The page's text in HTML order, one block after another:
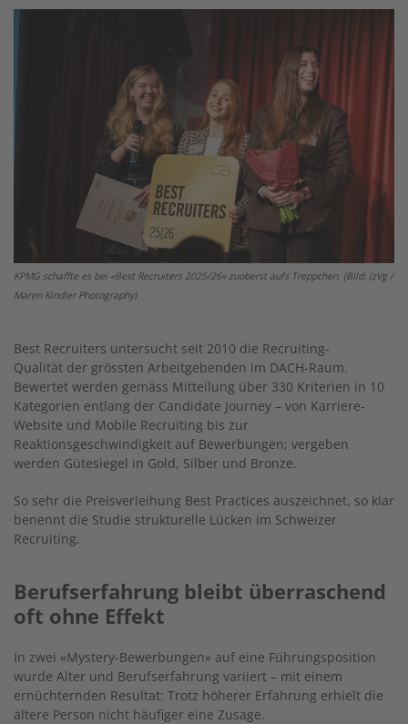
KPMG schaffte es bei «Best Recruiters 2025/26» zuoberst aufs Treppchen. (Bild: (zVg /
Maren Kindler Photography)
Best Recruiters untersucht seit 2010 die Recruiting-
Qualität der grössten Arbeitgebenden im DACH-Raum.
Bewertet werden gemäss Mitteilung über 330 Kriterien in 10
Kategorien entlang der Candidate Journey – von Karriere-
Website und Mobile Recruiting bis zur
Reaktionsgeschwindigkeit auf Bewerbungen; vergeben
werden Gütesiegel in Gold, Silber und Bronze.
So sehr die Preisverleihung Best Practices auszeichnet, so klar
benennt die Studie strukturelle Lücken im Schweizer
Recruiting.
Berufserfahrung bleibt überraschend
oft ohne Effekt
In zwei «Mystery-Bewerbungen» auf eine Führungsposition
wurde Alter und Berufserfahrung variiert – mit einem
ernüchternden Resultat: Trotz höherer Erfahrung erhielt die
ältere Person nicht häufiger eine Zusage.